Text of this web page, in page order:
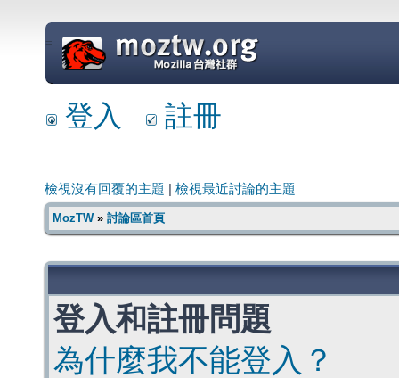
=
登入 註冊
檢視沒有回覆的主題 檢視最近討論的主題
MozTW» 討論區首頁
登入和註冊問題
為什麼我不能登入？